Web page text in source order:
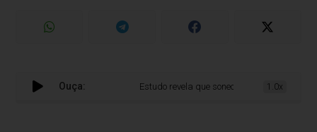
Ouça: Estudo revela que sonecas podem ser um
1.0x